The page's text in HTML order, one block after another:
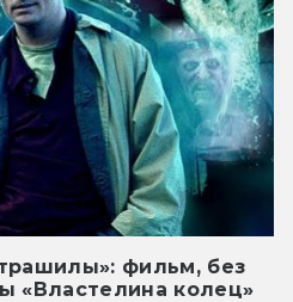
фильм, без
«Властелина колец»